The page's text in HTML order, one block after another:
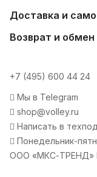
Доставка и
Возврат и обмен
+7 (495) 600 44 24
Мы в Telegram
shop@volley.ru
Написать в
Понедельник-
ООО «МКС-ТРЕНД»